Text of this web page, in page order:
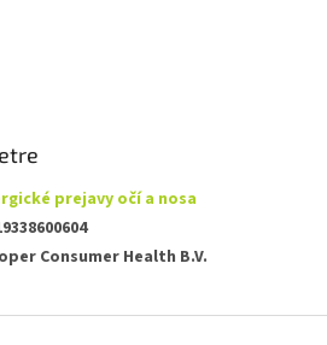
prejavy očí a nosa
Consumer Health B.V.